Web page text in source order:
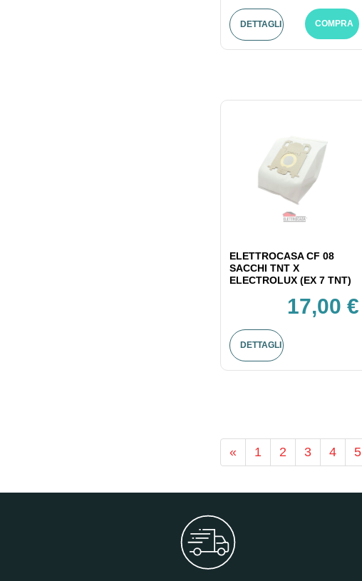
DETTAGLI COMPRA
ELETTROCASA CF 08
SACCHI TNT X
ELECTROLUX (EX 7 TNT)
17,00 €
DETTAGLI
« 1 2 3 4 5